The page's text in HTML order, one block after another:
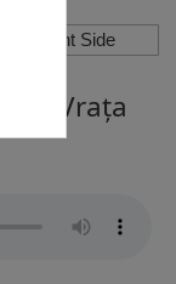
Right Side
Vrața